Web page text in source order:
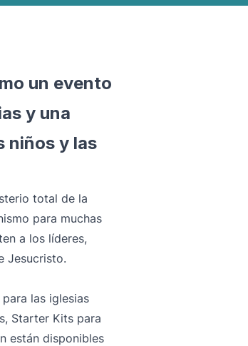
un evento
y una
niños y las
total de la
para muchas
a los líderes,
Jesucristo.
las iglesias
Starter Kits para
están disponibles